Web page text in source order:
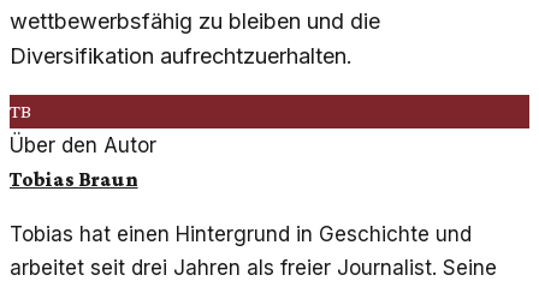
wettbewerbsfähig zu bleiben und die
Diversifikation aufrechtzuerhalten.
TB
Über den Autor
Tobias Braun
Tobias hat einen Hintergrund in Geschichte und
arbeitet seit drei Jahren als freier Journalist. Seine